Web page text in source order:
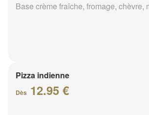
Base crème fraîche, fromage, chèvre,
Pizza indienne
Dès 12.95 €